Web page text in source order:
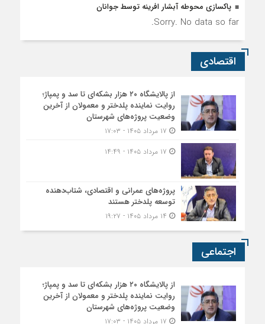
پاکسازی محوطه آبشار افرینه توسط جوانان
Sorry. No data so far.
اقتصادی
از پالایشگاه ۲۰ هزار بشکه‌ای تا سد و پمپاژ؛
روایت نماینده پلدختر و معمولان از آخرین
وضعیت پروژه‌های شهرستان
پروژه‌های عمرانی و اقتصادی، شتاب‌دهنده
توسعه پلدختر هستند
اجتماعی
از پالایشگاه ۲۰ هزار بشکه‌ای تا سد و پمپاژ؛
روایت نماینده پلدختر و معمولان از آخرین
وضعیت پروژه‌های شهرستان